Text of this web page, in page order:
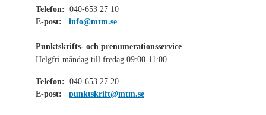
Telefon: 040-653 27 10
E-post:
info@mtm.se
Punktskrifts- och prenumerationsservice
Helgfri måndag till fredag 09:00-11:00
Telefon: 040-653 27 20
E-post:
punktskrift@mtm.se